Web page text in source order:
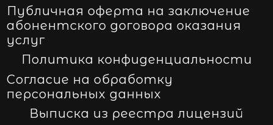
Публичная оферта на заключение
абонентского договора оказания
услуг
Политика конфиденциальности
Согласие на обработку
персональных данных
Выписка из реестра лицензий